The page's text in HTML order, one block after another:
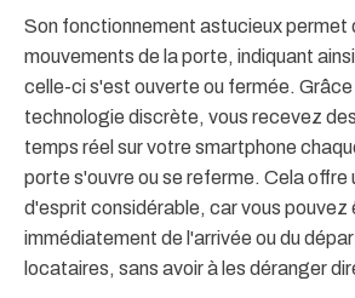
Son fonctionnement astucieux permet
mouvements de la porte, indiquant
celle-ci s'est ouverte ou fermée.
technologie discrète, vous recevez
temps réel sur votre smartphone
porte s'ouvre ou se referme. Cela offre
d'esprit considérable, car vous pouvez
immédiatement de l'arrivée ou du
locataires, sans avoir à les déranger